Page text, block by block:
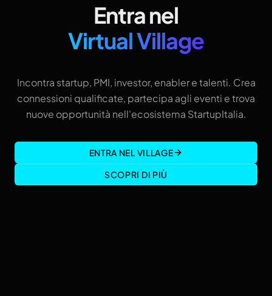
Entra nel
Virtual Village
Incontra startup, PMI, investor, enabler e talenti. Crea
connessioni qualificate, partecipa agli eventi e trova
nuove opportunità nell'ecosistema StartupItalia.
ENTRA NEL VILLAGE
SCOPRI DI PIÙ